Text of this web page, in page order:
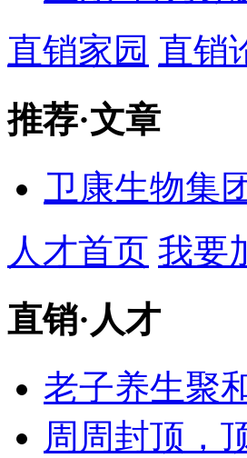
直销家园 直销
推荐·文章
卫康生物集
人才首页 我要
直销· 人才
老子养生聚
周周封顶，